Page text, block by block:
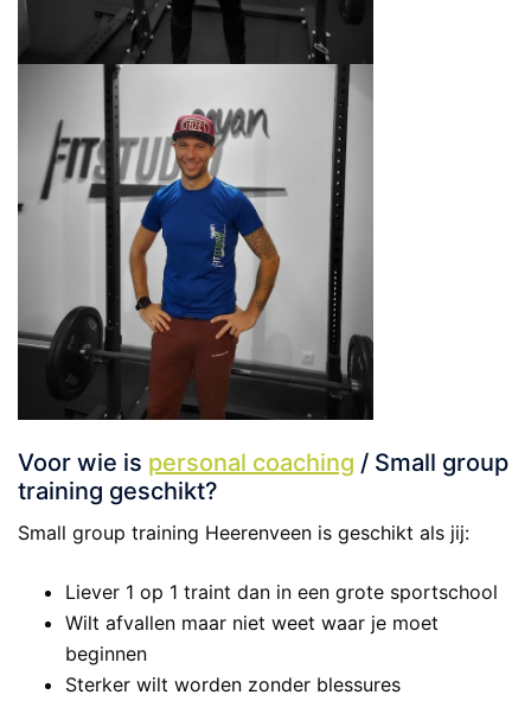
Voor wie is personal coaching / Small group
training geschikt?
Small group training Heerenveen is geschikt als jij:
Liever 1 op 1 traint dan in een grote sportschool
Wilt afvallen maar niet weet waar je moet
beginnen
Sterker wilt worden zonder blessures